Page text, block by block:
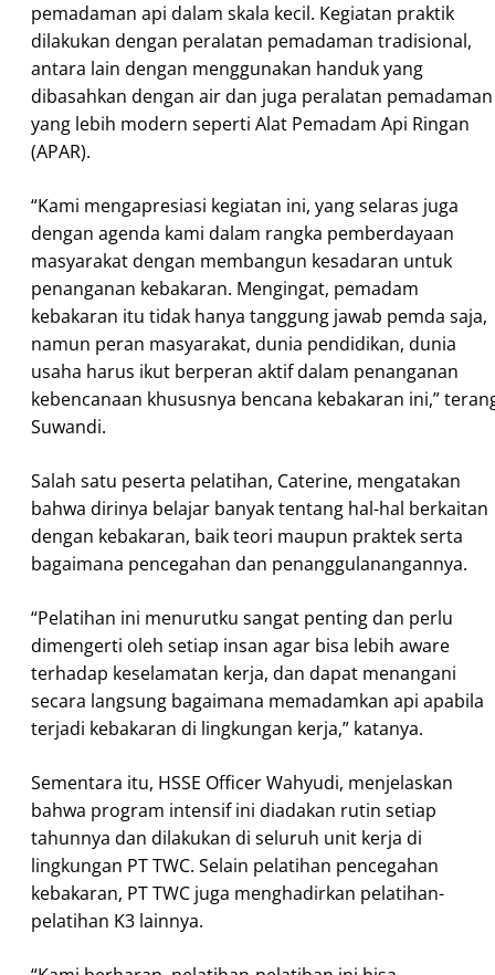
pemadaman api dalam skala kecil. Kegiatan praktik
dilakukan dengan peralatan pemadaman tradisional,
antara lain dengan menggunakan handuk yang
dibasahkan dengan air dan juga peralatan pemadaman
yang lebih modern seperti Alat Pemadam Api Ringan
(APAR).
“Kami mengapresiasi kegiatan ini, yang selaras juga
dengan agenda kami dalam rangka pemberdayaan
masyarakat dengan membangun kesadaran untuk
penanganan kebakaran. Mengingat, pemadam
kebakaran itu tidak hanya tanggung jawab pemda saja,
namun peran masyarakat, dunia pendidikan, dunia
usaha harus ikut berperan aktif dalam penanganan
kebencanaan khususnya bencana kebakaran ini,”
Suwandi.
Salah satu peserta pelatihan, Caterine, mengatakan
bahwa dirinya belajar banyak tentang hal-hal berkaitan
dengan kebakaran, baik teori maupun praktek serta
bagaimana pencegahan dan penanggulanangannya.
“Pelatihan ini menurutku sangat penting dan perlu
dimengerti oleh setiap insan agar bisa lebih aware
terhadap keselamatan kerja, dan dapat menangani
secara langsung bagaimana memadamkan api apabila
terjadi kebakaran di lingkungan kerja,” katanya.
Sementara itu, HSSE Officer Wahyudi, menjelaskan
bahwa program intensif ini diadakan rutin setiap
tahunnya dan dilakukan di seluruh unit kerja di
lingkungan PT TWC. Selain pelatihan pencegahan
kebakaran, PT TWC juga menghadirkan pelatihan-
pelatihan K3 lainnya.